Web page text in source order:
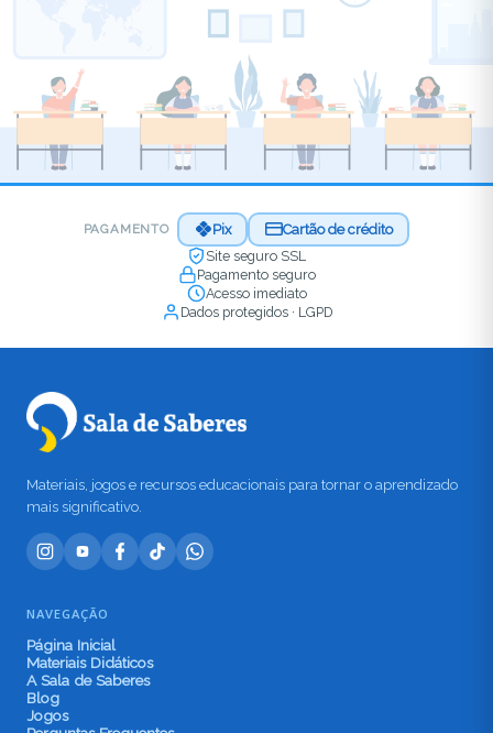
PAGAMENTO Pix
Cartão de crédito
Site seguro SSL
Pagamento seguro
Acesso imediato
Dados protegidos · LGPD
Materiais, jogos e recursos educacionais para tornar o aprendizado
mais significativo.
NAVEGAÇÃO
Página Inicial
Materiais Didáticos
A Sala de Saberes
Blog
Jogos